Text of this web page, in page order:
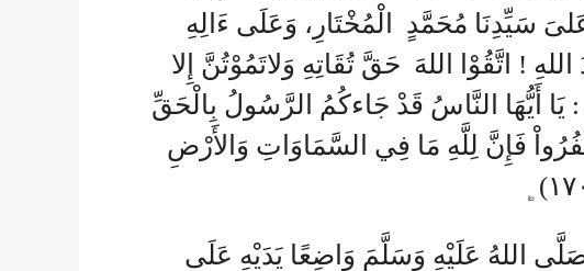
سَيِّدِنَا مُحَمَّدٍ الْمُخْتَارِ، وَعَلَى ءَالِهِ
! اتَّقُوْا اللهَ حَقَّ تُقَاتِهِ وَلاتَمُوْتُنَّ إِلا
أَيُّهَا النَّاسُ قَدْ جَاءكُمُ الرَّسُولُ بِالْحَقِّ
فَإِنَّ لِلَّهِ مَا فِي السَّمَاوَاتِ وَالأَرْضِ
اللهُ عَلَيْهِ وَسَلَّمَ وَاضِعًا يَدَيْهِ عَلَى